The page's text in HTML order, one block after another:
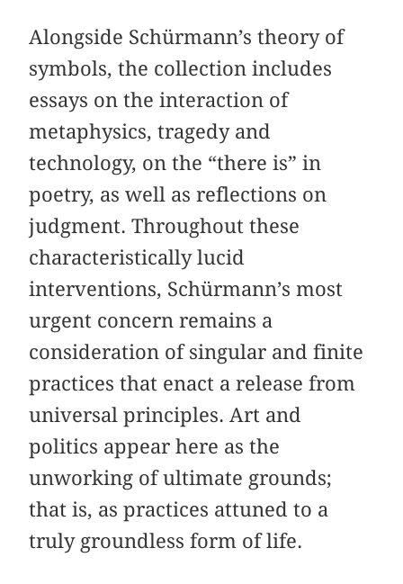
Alongside Schürmann’s theory of
symbols, the collection includes
essays on the interaction of
metaphysics, tragedy and
technology, on the “there is” in
poetry, as well as reflections on
judgment. Throughout these
characteristically lucid
interventions, Schürmann’s most
urgent concern remains a
consideration of singular and finite
practices that enact a release from
universal principles. Art and
politics appear here as the
unworking of ultimate grounds;
that is, as practices attuned to a
truly groundless form of life.